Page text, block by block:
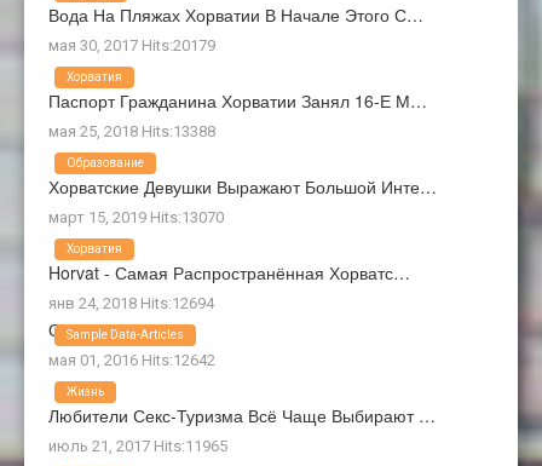
Вода На Пляжах Хорватии В Начале Этого С…
мая 30, 2017 Hits:20179
Паспорт Гражданина Хорватии Занял 16-Е М…
мая 25, 2018 Hits:13388
Хорватия
Хорватские Девушки Выражают Большой Инте…
март 15, 2019 Hits:13070
Образование
Horvat - Самая Распространённая Хорватс…
янв 24, 2018 Hits:12694
Хорватия
О Нас
мая 01, 2016 Hits:12642
Sample Data-Articles
Любители Секс-Туризма Всё Чаще Выбирают …
июль 21, 2017 Hits:11965
Жизнь